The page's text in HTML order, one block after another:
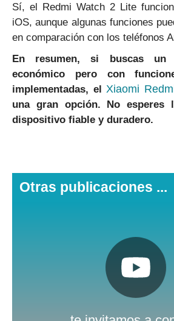
Sí, el Redmi Watch 2 Lite
iOS, aunque algunas funciones
en comparación con los teléfonos
En resumen, si buscas un
económico pero con
implementadas, el Xiaomi
una gran opción. No
dispositivo fiable y duradero.
Otras publicaciones ...
Pulsa aquí